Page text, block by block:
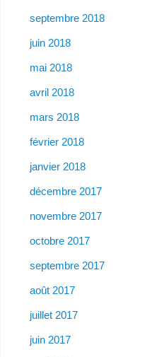
septembre 2018
juin 2018
mai 2018
avril 2018
mars 2018
février 2018
janvier 2018
décembre 2017
novembre 2017
octobre 2017
septembre 2017
août 2017
juillet 2017
juin 2017